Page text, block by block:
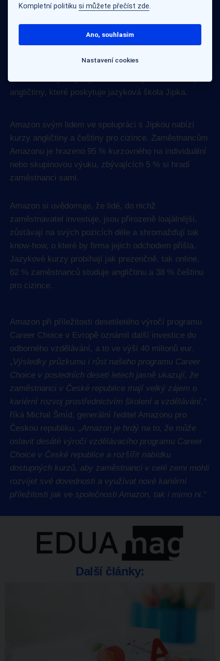
díky získaným dovednostem přecházejí na vyšší
pozice v rámci firmy. Popularita programu stále roste,
v roce 2023 se ho v Česku zúčastnilo 200
technologií, průmyslu, dopravy, logistiky,
administrativy a byznysu. Oblíbené jsou ale i kurzy
angličtiny, které poskytuje jazyková škola Jipka.
Amazon svým lidem ve spolupráci s Jipkou nabízí
kurzy angličtiny a češtiny pro cizince. Zaměstnancům
Amazonu je hrazeno 95 % kurzovného na individuální
nebo skupinovou výuku, zbývajících 5 % si hradí
zaměstnanci sami.
Amazon si uvědomuje, že lidé, do nichž
zaměstnavatel investuje, jsou přirozeně loajálnější,
zůstávají na svých pozicích déle a shromažďují tak
know-how, o které by firma jejich odchodem přišla.
Jazykové kurzy probíhají jak prezenčně, tak online,
62 % zaměstnanců studuje angličtinu a 38 % češtinu
pro cizince.
Amazon při příležitosti desetiletého výročí programu
Career Choice v Evropě oznámil další investice do
odborného vzdělávání, a to ve výši 40 milionů eur.
„Výsledky průzkumu i růst našeho programu Career
Choice v posledních deseti letech jasně ukazují, že
zaměstnanci v České republice mají velký zájem o
kariérní rozvoj prostřednictvím školení a vzdělávání,“
říká Michal Šmíd, generální ředitel Amazonu pro
Českou republiku. „Amazon je hrdý na to, že může
oslavit desáté výročí vzdělávacího programu Career
Choice v České republice a rozšířit nabídku
dostupných kurzů, aby zaměstnanci v celé zemi mohli
rozvíjet své dovednosti a využívat nové kariérní
příležitosti jak ve společnosti Amazon, tak i mimo ni.“
Další články:
Kompletní politikusi můžete přečíst zde.
Ano, souhlasím
Nastavení cookies